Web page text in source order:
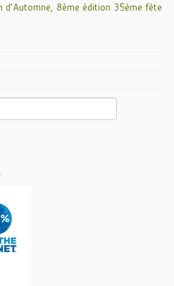
d’Automne, 8ème édition 35ème fête